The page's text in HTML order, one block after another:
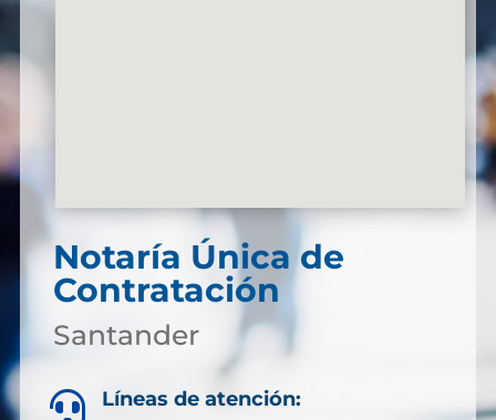
Notaría Única de
Contratación
Santander
 Líneas de atención: